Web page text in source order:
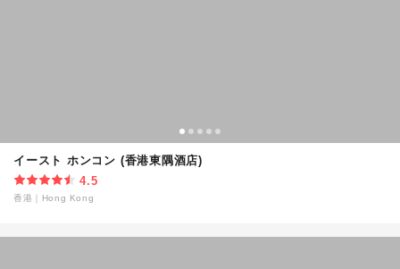
イースト ホンコン (香港東隅酒店)
4.5
香港 Hong Kong